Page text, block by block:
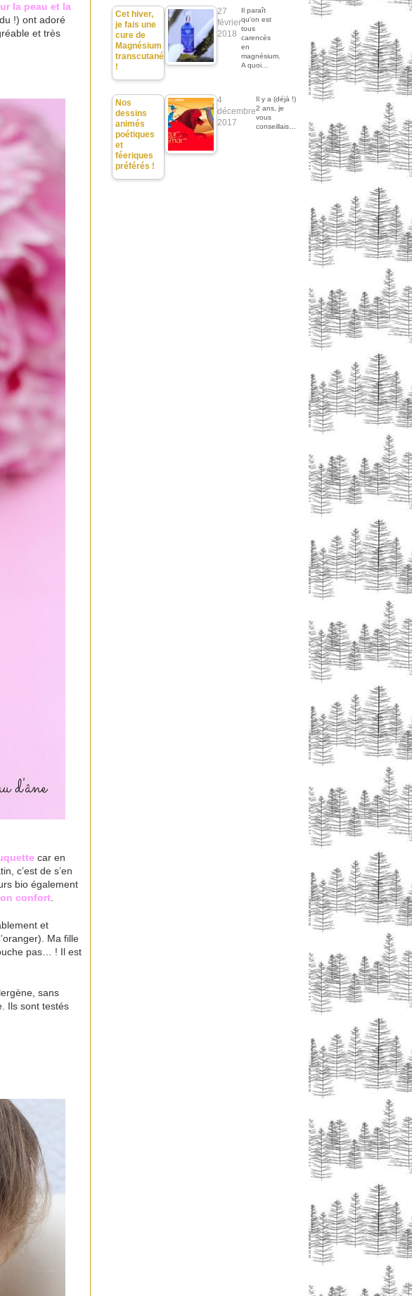
la peau et la
!) ont adoré
et très
car en
c’est de s’en
bio également
confort.
et
Ma fille
pas… ! Il est
sans
Ils sont testés
Cet hiver,
je fais une
cure de
Magnésium
transcutané
!
27
février
2018
Il paraît
qu'on est
tous
carencés
en
magnésium.
A quoi…
Nos
dessins
animés
poétiques
et
féeriques
préférés !
4
décembre
2017
Il y a (déjà !)
2 ans, je
vous
conseillais…